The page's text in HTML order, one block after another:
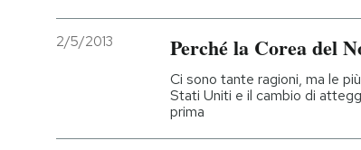
2/5/2013 Perché la Corea del
Ci sono tante ragioni, ma le
Stati Uniti e il cambio di
prima